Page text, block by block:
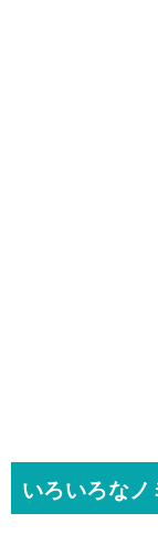
いろいろなノ